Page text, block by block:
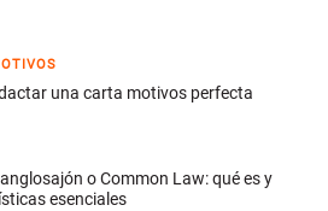
una carta motivos perfecta
o Common Law: qué es y
esenciales